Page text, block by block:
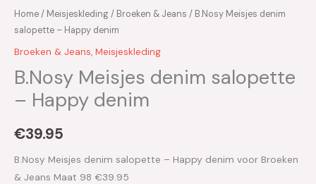
Home/ Meisjeskleding/ Broeken & Jeans / B.Nosy Meisjes denim
salopette – Happy denim
Broeken & Jeans, Meisjeskleding
B.Nosy Meisjes denim salopette
– Happy denim
€39.95
B.Nosy Meisjes denim salopette – Happy denim voor Broeken
& Jeans Maat 98 €39.95